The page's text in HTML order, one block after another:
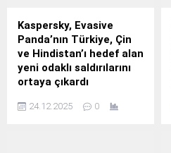
Kaspersky, Evasive
Panda’nın Türkiye, Çin
ve Hindistan’ı hedef alan
yeni odaklı saldırılarını
ortaya çıkardı
adlı tehdit aktörü
24.12.2025 0